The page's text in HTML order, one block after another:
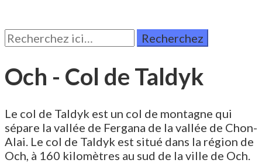
Rechercher:
Och - Col de Taldyk
Le col de Taldyk est un col de montagne qui
sépare la vallée de Fergana de la vallée de Chon-
Alai. Le col de Taldyk est situé dans la région de
Och, à 160 kilomètres au sud de la ville de Och.